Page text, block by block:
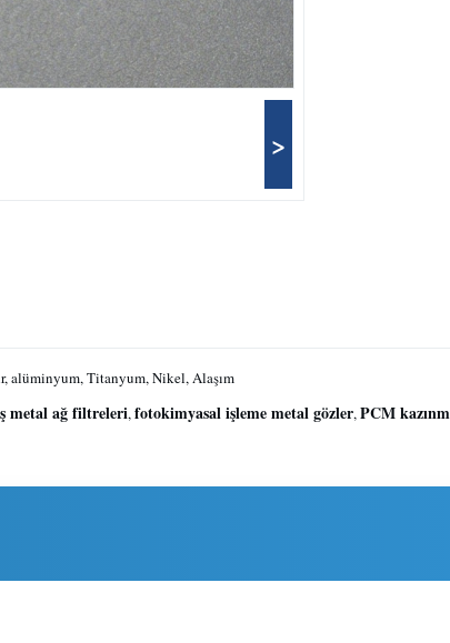
>
alüminyum, Titanyum, Nikel, Alaşım
metal ağ filtreleri,fotokimyasal işleme metal gözler,PCM